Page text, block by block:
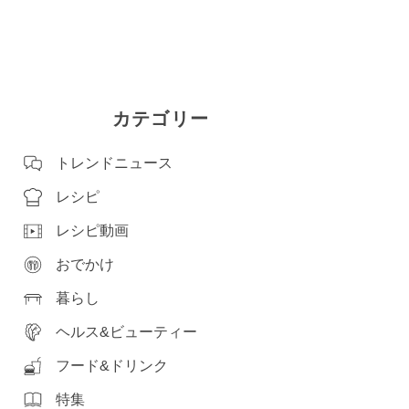
カテゴリー
トレンドニュース
レシピ
レシピ動画
おでかけ
暮らし
ヘルス&ビューティー
フード&ドリンク
特集